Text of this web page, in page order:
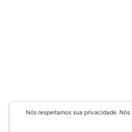
Nós respeitamos sua privacidade.